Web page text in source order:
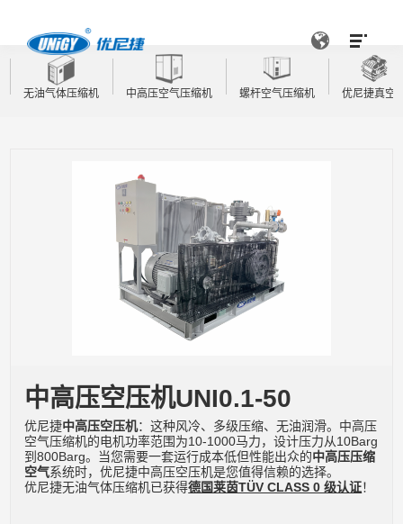
无油气体压缩机 中高压空气压缩机 螺杆空气压缩机 优尼捷真空
中高压空压机UNI0.1-50
优尼捷中高压空压机：这种风冷、多级压缩、无油润滑。中高压
空气压缩机的电机功率范围为10-1000马力，设计压力从10Barg
到800Barg。当您需要一套运行成本低但性能出众的中高压压缩
空气系统时，优尼捷中高压空压机是您值得信赖的选择。
优尼捷无油气体压缩机已获得德国莱茵TÜV CLASS 0 级认证！